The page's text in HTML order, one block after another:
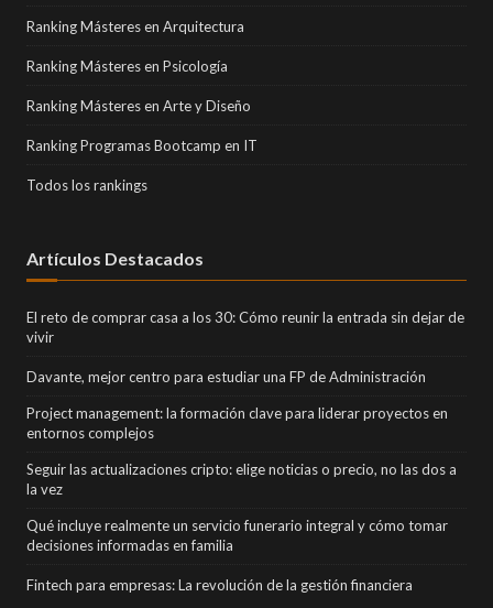
Ranking Másteres en Arquitectura
Ranking Másteres en Psicología
Ranking Másteres en Arte y Diseño
Ranking Programas Bootcamp en IT
Todos los rankings
Artículos Destacados
El reto de comprar casa a los 30: Cómo reunir la entrada sin dejar de
vivir
Davante, mejor centro para estudiar una FP de Administración
Project management: la formación clave para liderar proyectos en
entornos complejos
Seguir las actualizaciones cripto: elige noticias o precio, no las dos a
la vez
Qué incluye realmente un servicio funerario integral y cómo tomar
decisiones informadas en familia
Fintech para empresas: La revolución de la gestión financiera